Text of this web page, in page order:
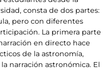
consta de dos partes:
pero con diferentes
La primera parte
en directo hace
de la astronomía,
narración astronómica. El